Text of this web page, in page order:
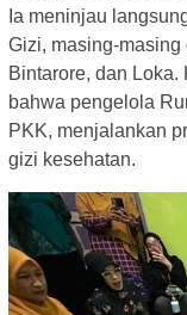
Ia meninjau
Gizi, masing-
Bintarore, dan
bahwa pengelola
PKK, menjalankan
gizi kesehatan.